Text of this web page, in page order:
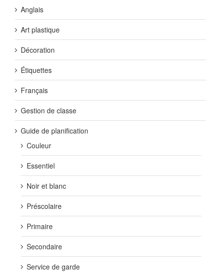
Anglais
Art plastique
Décoration
Étiquettes
Français
Gestion de classe
Guide de planification
Couleur
Essentiel
Noir et blanc
Préscolaire
Primaire
Secondaire
Service de garde